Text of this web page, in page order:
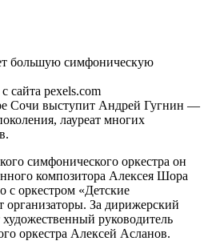
сайта рexels.com
Сочи выступит Андрей Гугнин —
лауреат многих
симфонического оркестра он
композитора Алексея Шора
с оркестром «Детские
За дирижерский
художественный руководитель
оркестра Алексей Асланов.